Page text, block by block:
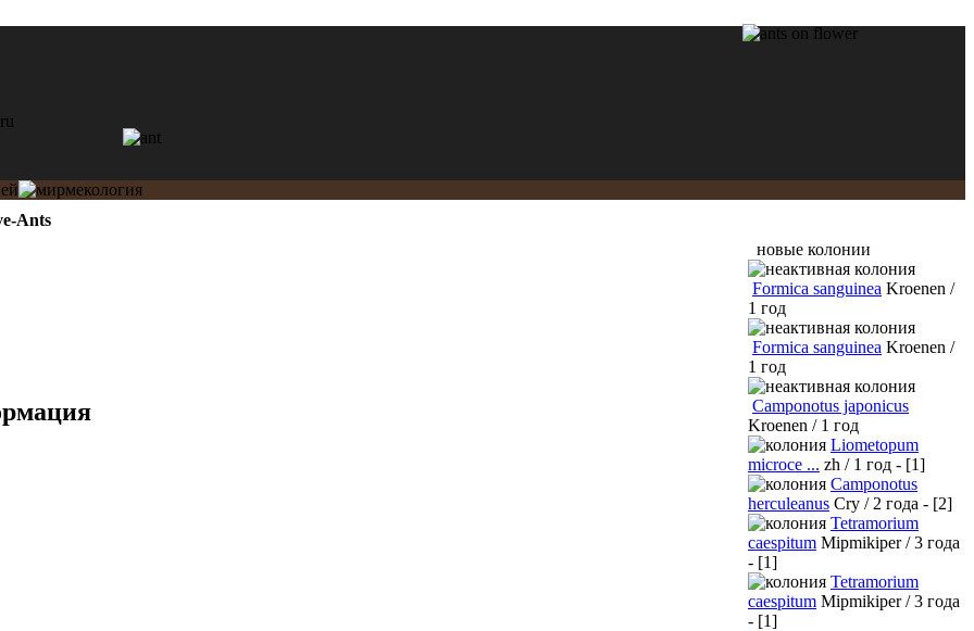
Ants
новые колонии
Formica sanguinea Kroenen /
1 год
Formica sanguinea Kroenen /
1 год
Camponotus japonicus
Kroenen / 1 год
Liometopum
microce ... zh / 1 год - [1]
Camponotus
herculeanus Cry / 2 года - [2]
Tetramorium
caespitum Mipmikiper / 3 года
- [1]
Tetramorium
caespitum Mipmikiper / 3 года
- [1]